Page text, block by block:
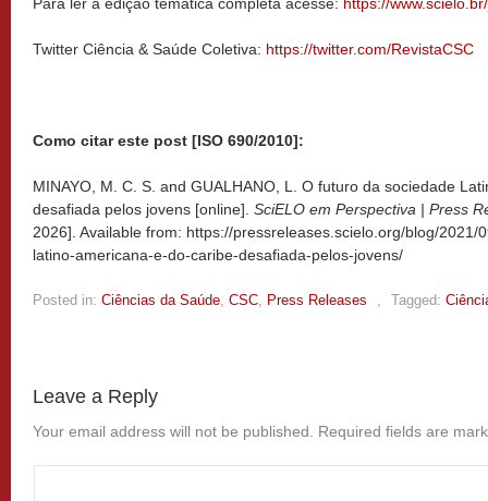
Twitter Ciência & Saúde Coletiva: https://twitter.com/RevistaCSC
Como citar este post [ISO 690/2010]:
MINAYO, M. C. S. and GUALHANO, L. O futuro da sociedade
desafiada pelos jovens [online]. SciELO em Perspectiva | Press
2026]. Available from: https://pressreleases.scielo.org/blog/2021/
latino-americana-e-do-caribe-desafiada-pelos-jovens/
Posted in: Ciências da Saúde, CSC, Press Releases , Tagged:
Leave a Reply
Your email address will not be published. Required fields are